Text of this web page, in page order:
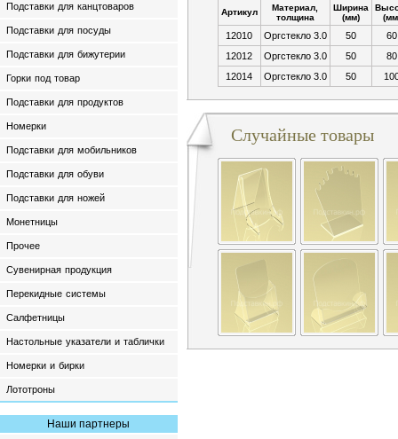
Подставки для канцтоваров
Подставки для посуды
Подставки для бижутерии
Горки под товар
Подставки для продуктов
Номерки
Подставки для мобильников
Подставки для обуви
Подставки для ножей
Монетницы
Прочее
Сувенирная продукция
Перекидные системы
Салфетницы
Настольные указатели и таблички
Номерки и бирки
Лототроны
Наши партнеры
Артикул
Материал,
толщина
Ширина
(мм)
12010 Оргстекло 3.0 50
60
12012
Оргстекло 3.0 50
80
12014
Оргстекло 3.0 50
Случайные товары